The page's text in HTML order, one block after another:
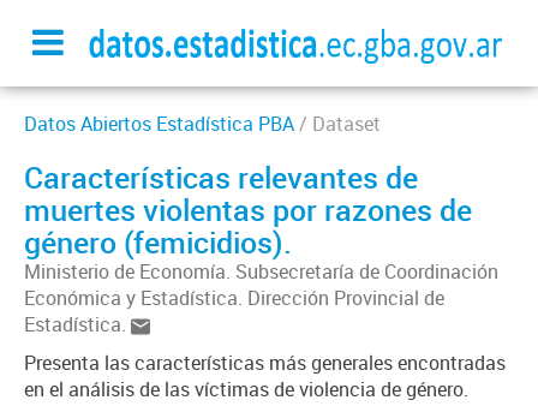
Datos Abiertos Estadística PBA/ Dataset
Características relevantes de
muertes violentas por razones de
género (femicidios).
Ministerio de Economía. Subsecretaría de Coordinación
Económica y Estadística. Dirección Provincial de
Estadística.
Presenta las características más generales encontradas
en el análisis de las víctimas de violencia de género.